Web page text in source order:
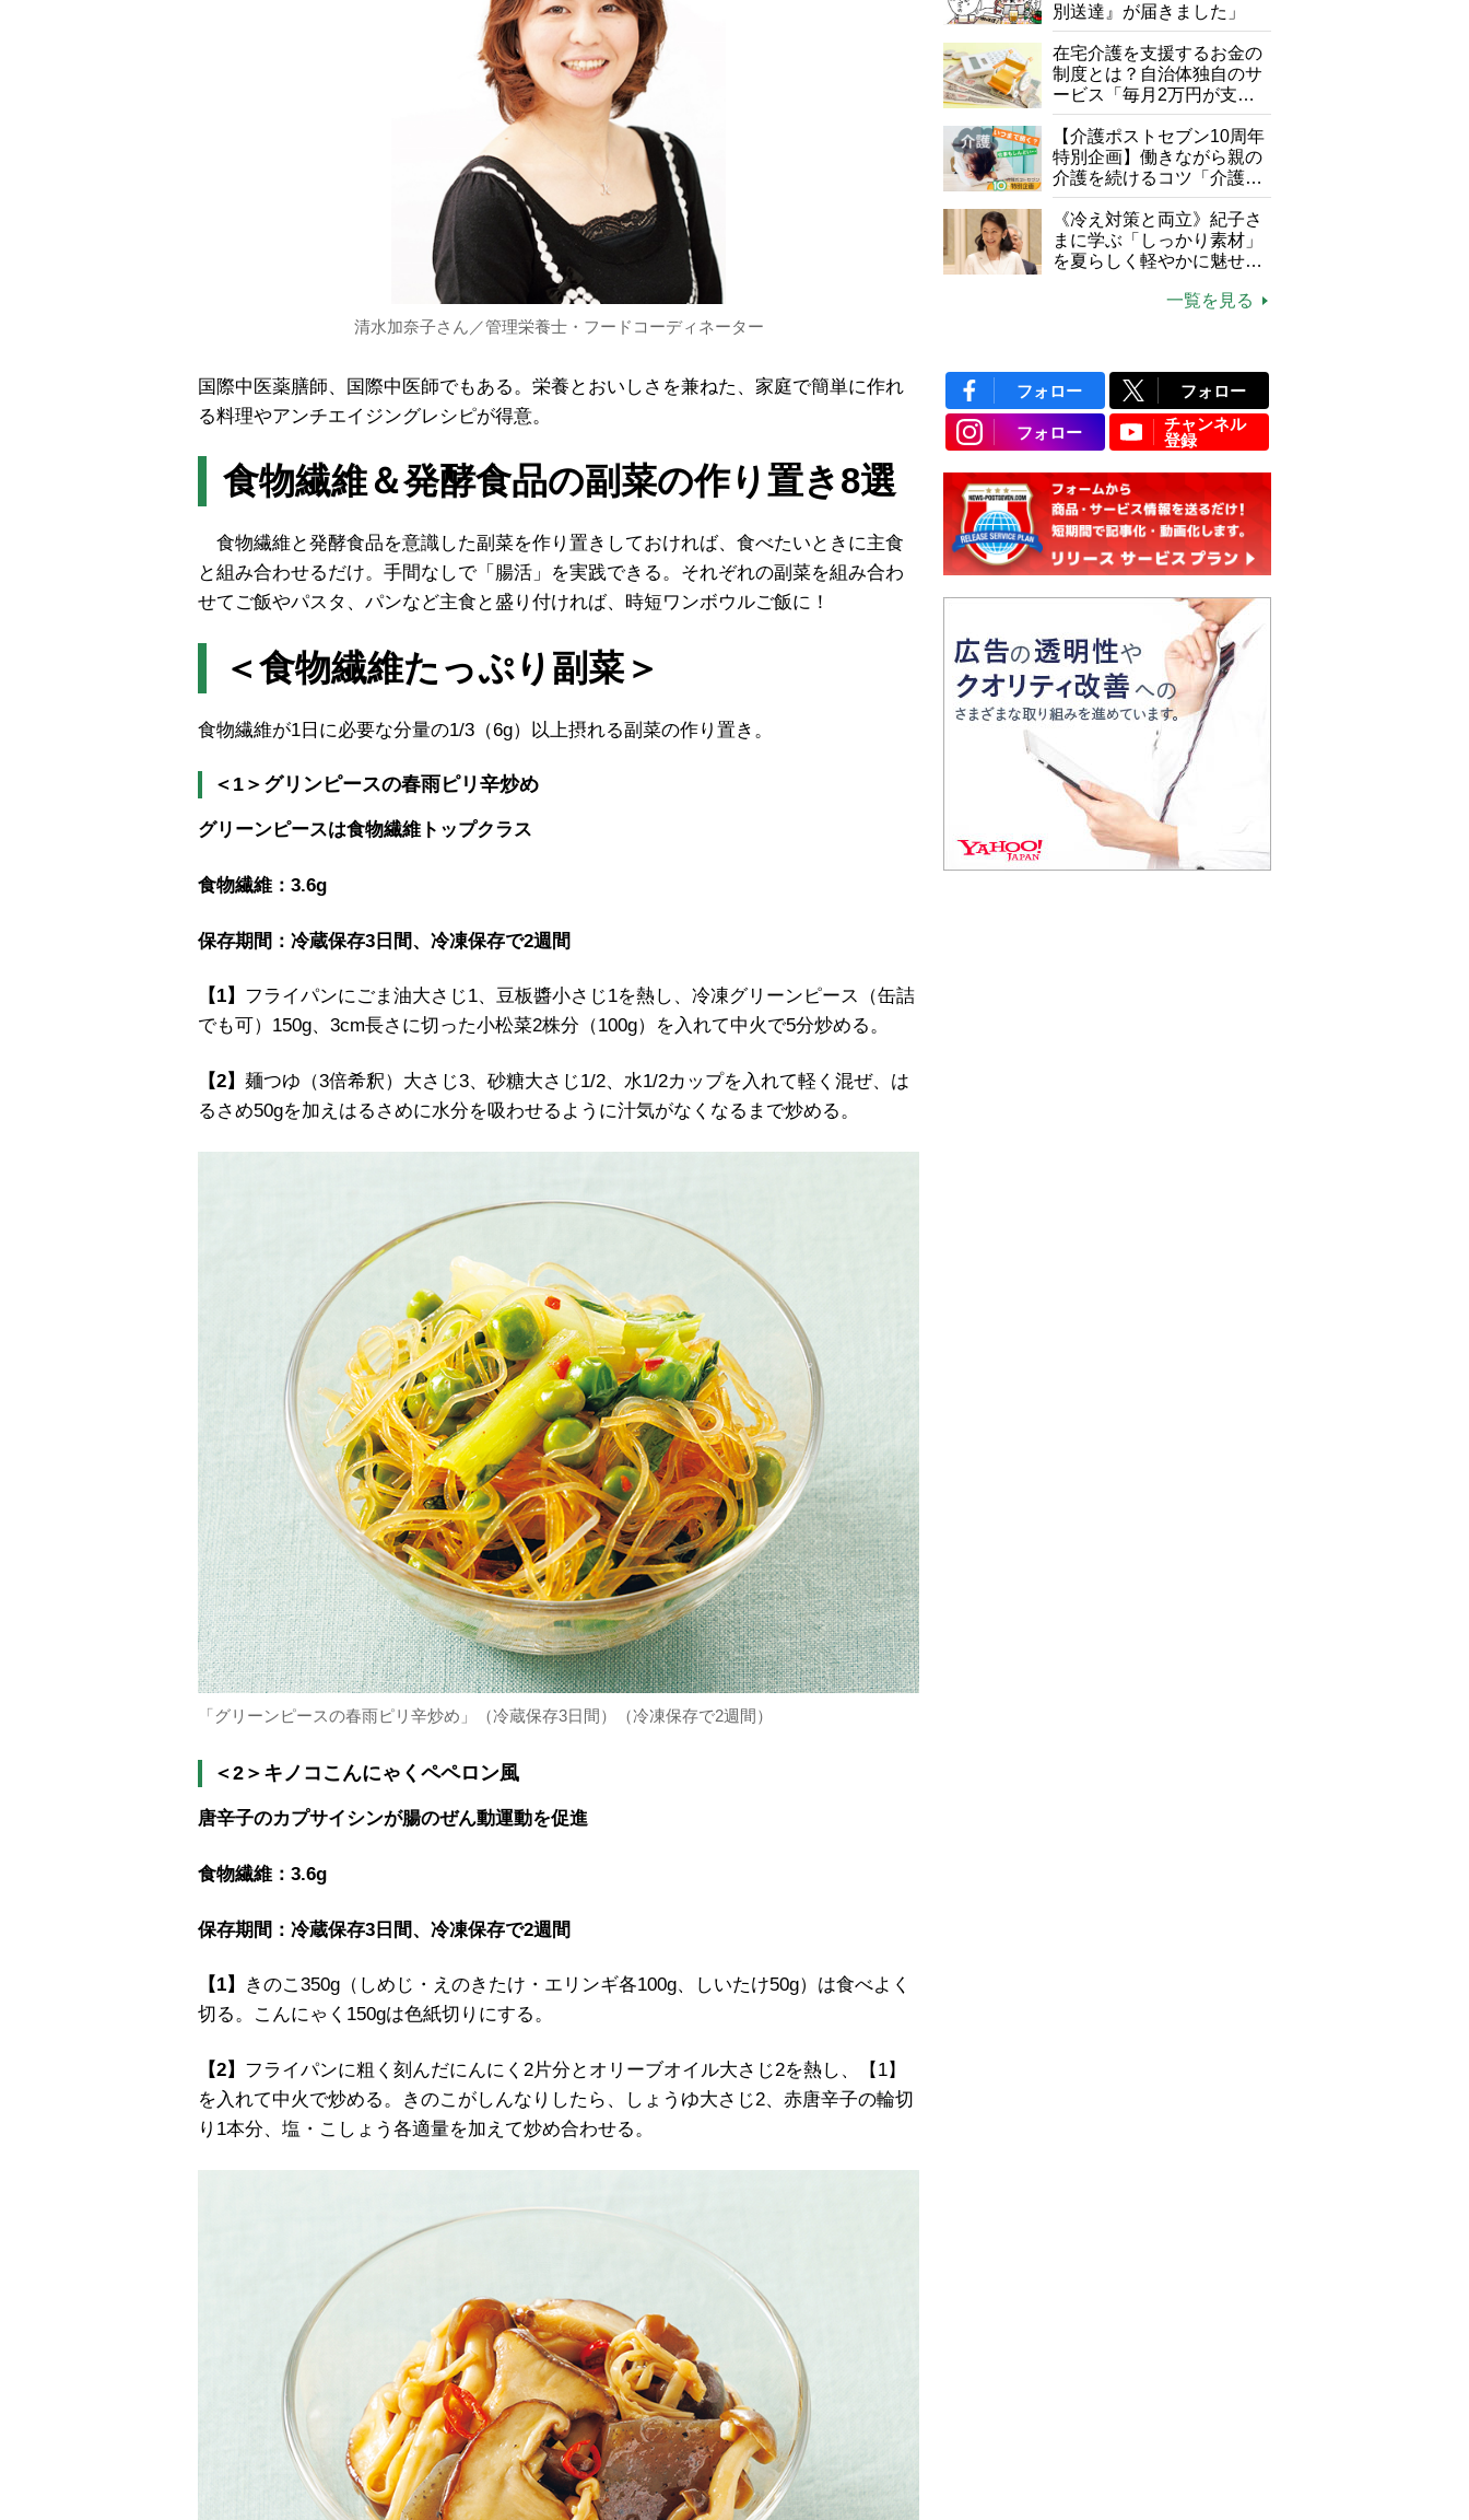
清水加奈子さん／管理栄養士・フードコーディネーター
国際中医薬膳師、国際中医師でもある。栄養とおいしさを兼ねた、家庭で簡単に作れ
る料理やアンチエイジングレシピが得意。
食物繊維＆発酵食品の副菜の作り置き8選
食物繊維と発酵食品を意識した副菜を作り置きしておければ、食べたいときに主食
と組み合わせるだけ。手間なしで「腸活」を実践できる。それぞれの副菜を組み合わ
せてご飯やパスタ、パンなど主食と盛り付ければ、時短ワンボウルご飯に！
＜食物繊維たっぷり副菜＞
食物繊維が1日に必要な分量の1/3（6g）以上摂れる副菜の作り置き。
＜1＞グリンピースの春雨ピリ辛炒め
グリーンピースは食物繊維トップクラス
食物繊維：3.6g
保存期間：冷蔵保存3日間、冷凍保存で2週間
【1】 フライパンにごま油大さじ1、豆板醬小さじ1を熱し、冷凍グリーンピース（缶詰
でも可）150g、3cm長さに切った小松菜2株分（100g）を入れて中火で5分炒める。
【2】 麺つゆ（3倍希釈）大さじ3、砂糖大さじ1/2、水1/2カップを入れて軽く混ぜ、は
るさめ50gを加えはるさめに水分を吸わせるように汁気がなくなるまで炒める。
「グリーンピースの春雨ピリ辛炒め」（冷蔵保存3日間）（冷凍保存で2週間）
＜2＞キノコこんにゃくペペロン風
唐辛子のカプサイシンが腸のぜん動運動を促進
食物繊維：3.6g
保存期間：冷蔵保存3日間、冷凍保存で2週間
【1】
きのこ350g（しめじ・えのきたけ・エリンギ各100g、しいたけ50g）は食べよく
切る。こんにゃく150gは色紙切りにする。
【2】 フライパンに粗く刻んだにんにく2片分とオリーブオイル大さじ2を熱し、【1】
を入れて中火で炒める。きのこがしんなりしたら、しょうゆ大さじ2、赤唐辛子の輪切
り1本分、塩・こしょう各適量を加えて炒め合わせる。
別送達』が届きました」
在宅介護を支援するお金の
制度とは？自治体独自のサ
ービス「毎月2万円が支給
される」ケースも【FP解
説】
【介護ポストセブン10周年
特別企画】働きながら親の
介護を続けるコツ「介護は
10年以上続くことも…3つ
のフェーズに分けて考えて
みよう」【社会福祉士解
説】
《冷え対策と両立》紀子さ
まに学ぶ「しっかり素材」
を夏らしく軽やかに魅せる
一覧を見る
フォロー フォロー
フォロー
チャンネル
登録